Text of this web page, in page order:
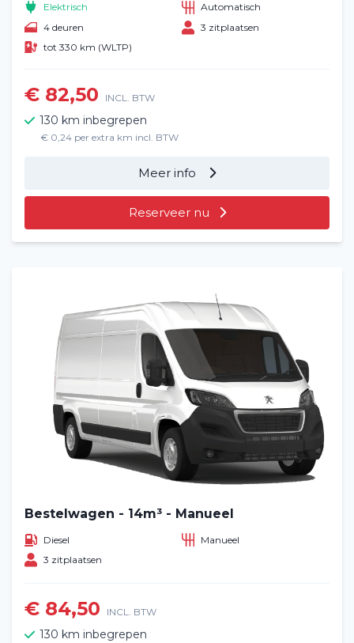
Elektrisch
Automatisch
4 deuren
3 zitplaatsen
tot 330 km (WLTP)
€ 82,50 INCL. BTW
130 km inbegrepen
€ 0,24 per extra km incl. BTW
Meer info
Reserveer nu
Bestelwagen - 14m³ - Manueel
Diesel
Manueel
3 zitplaatsen
€ 84,50 INCL. BTW
130 km inbegrepen